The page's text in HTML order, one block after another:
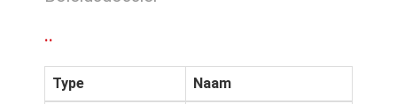
..
Type Naam